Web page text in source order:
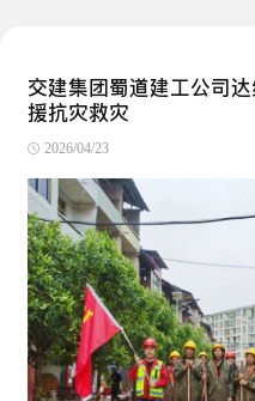
交建集团蜀道建工公司
援抗灾救灾
2026/04/23